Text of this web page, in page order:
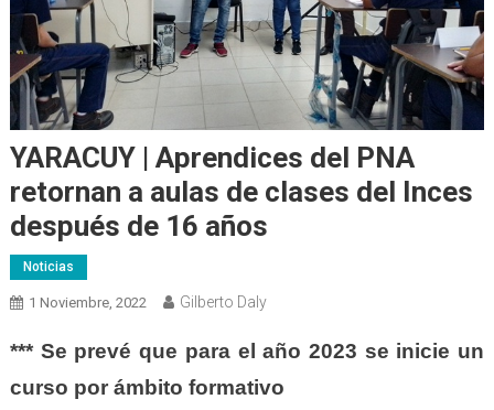
YARACUY | Aprendices del PNA
retornan a aulas de clases del Inces
después de 16 años
Noticias
1 Noviembre, 2022 Gilberto Daly
*** Se prevé que para el año 2023 se inicie un
curso por ámbito formativo